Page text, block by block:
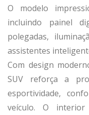
O modelo
incluindo painel
polegadas,
assistentes
Com design
SUV reforça a
esportividade,
veículo. O